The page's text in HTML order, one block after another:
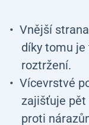
Vnější
díky tomu
roztržení.
Vícevrstvé
zajišťuje pět
proti